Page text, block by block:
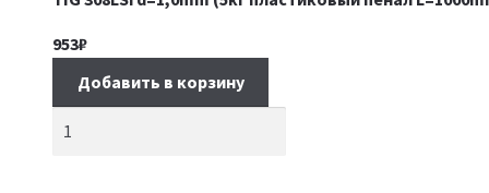
953₽
Добавить в корзину